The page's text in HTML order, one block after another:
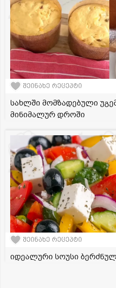
შეინახე რეცეპტი
სახლში მომზადებული
მინიმალურ დროში
შეინახე რეცეპტი
იდეალური სოუსი